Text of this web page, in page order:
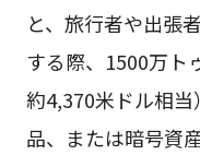
と、旅行者や出張
する際、1500万ト
約4,370米ドル相
品、または暗号資